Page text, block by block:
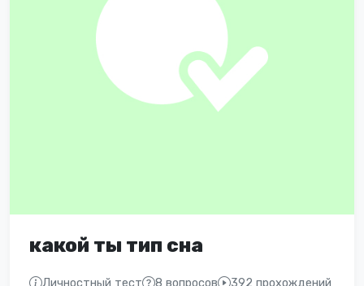
какой ты тип сна
Личностный тест 8 вопросов 392 прохождений